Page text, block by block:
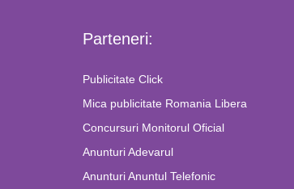
Parteneri:
Publicitate Click
Mica publicitate Romania Libera
Concursuri Monitorul Oficial
Anunturi Adevarul
Anunturi Anuntul Telefonic